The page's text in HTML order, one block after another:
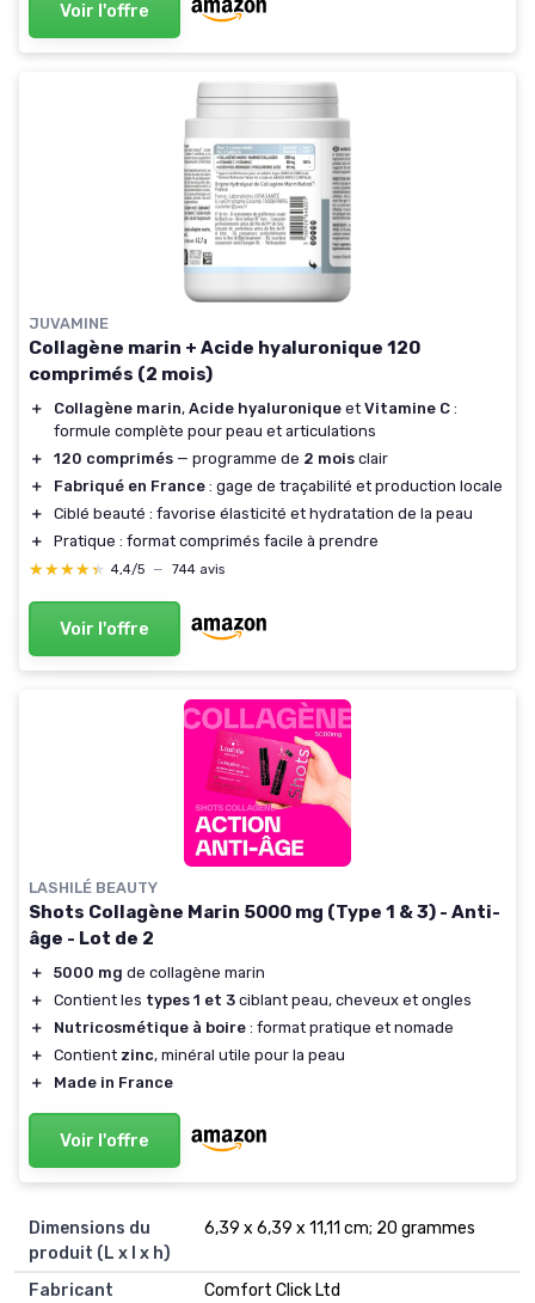
Voir l'offre
JUVAMINE
Collagène marin + Acide hyaluronique 120
comprimés (2 mois)
＋ Collagène marin, Acide hyaluronique et Vitamine C :
formule complète pour peau et articulations
＋
120 comprimés — programme de 2 mois clair
＋
Fabriqué en France : gage de traçabilité et production locale
＋
Ciblé beauté : favorise élasticité et hydratation de la peau
＋
Pratique : format comprimés facile à prendre
★★★★★
★★★★★ 4,4/5 — 744 avis
Voir l'offre
LASHILÉ BEAUTY
Shots Collagène Marin 5000 mg (Type 1 & 3) - Anti-
âge - Lot de 2
＋ 5000 mg de collagène marin
＋
Contient les types 1 et 3 ciblant peau, cheveux et ongles
＋
Nutricosmétique à boire : format pratique et nomade
＋
Contient zinc, minéral utile pour la peau
＋
Made in France
Voir l'offre
Dimensions du
produit (L x l x h)
6,39 x 6,39 x 11,11 cm; 20 grammes
Fabricant
Comfort Click Ltd